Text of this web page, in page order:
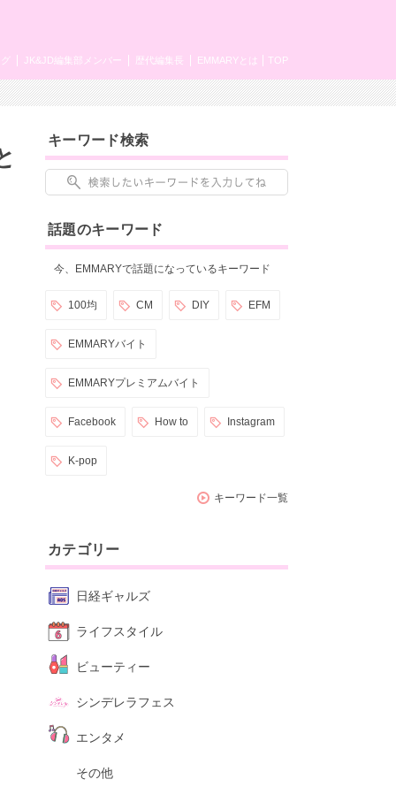
TOP
EMMARYとは
歴代編集長
JK&JD編集部メンバー
キーワード検索
話題のキーワード
今、EMMARYで話題になっているキーワード
100均 CM DIY EFM
EMMARYバイト
EMMARYプレミアムバイト
Facebook How to Instagram
K-pop
キーワード一覧
カテゴリー
日経ギャルズ
ライフスタイル
ビューティー
シンデレラフェス
エンタメ
その他